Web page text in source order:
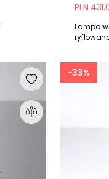
PLN
Lampa
-33%